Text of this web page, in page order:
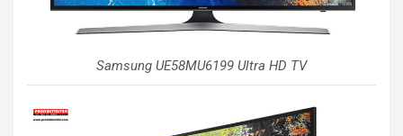
Samsung UE58MU6199 Ultra HD TV